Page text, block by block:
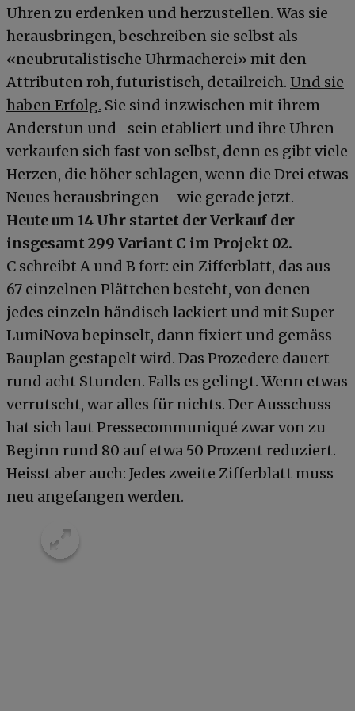
Uhren zu erdenken und herzustellen. Was sie
herausbringen, beschreiben sie selbst als
«neubrutalistische Uhrmacherei» mit den
Attributen roh, futuristisch, detailreich. Und sie
haben Erfolg. Sie sind inzwischen mit ihrem
Anderstun und -sein etabliert und ihre Uhren
verkaufen sich fast von selbst, denn es gibt viele
Herzen, die höher schlagen, wenn die Drei etwas
Neues herausbringen – wie gerade jetzt.
Heute um 14 Uhr startet der Verkauf der
insgesamt 299 Variant C im Projekt 02.
C schreibt A und B fort: ein Zifferblatt, das aus
67 einzelnen Plättchen besteht, von denen
jedes einzeln händisch lackiert und mit Super-
LumiNova bepinselt, dann fixiert und gemäss
Bauplan gestapelt wird. Das Prozedere dauert
rund acht Stunden. Falls es gelingt. Wenn etwas
verrutscht, war alles für nichts. Der Ausschuss
hat sich laut Pressecommuniqué zwar von zu
Beginn rund 80 auf etwa 50 Prozent reduziert.
Heisst aber auch: Jedes zweite Zifferblatt muss
neu angefangen werden.